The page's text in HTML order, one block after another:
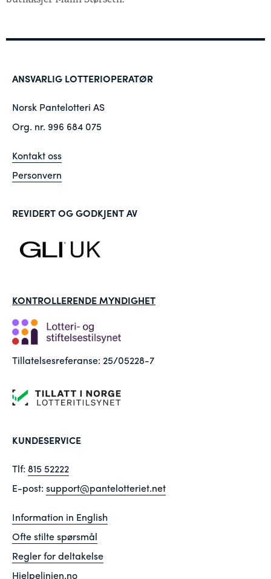
ANSVARLIG LOTTERIOPERATØR
Norsk Pantelotteri AS
Org. nr. 996 684 075
Kontakt oss
Personvern
REVIDERT OG GODKJENT AV
KONTROLLERENDE MYNDIGHET
Tillatelsesreferanse: 25/05228-7
KUNDESERVICE
Tlf: 815 52222
E-post: support@pantelotteriet.net
Information in English
Ofte stilte spørsmål
Regler for deltakelse
Hjelpelinjen.no